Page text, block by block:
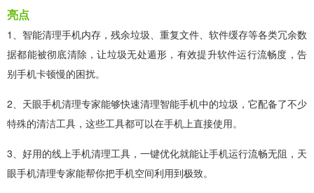
亮点
1、智能清理手机内存，残余垃圾、重复文件、软件缓存等各类冗余数
据都能被彻底清除，让垃圾无处遁形，有效提升软件运行流畅度，告
别手机卡顿慢的困扰。
2、天眼手机清理专家能够快速清理智能手机中的垃圾，它配备了不少
特殊的清洁工具，这些工具都可以在手机上直接使用。
3、好用的线上手机清理工具，一键优化就能让手机运行流畅无阻，天
眼手机清理专家能帮你把手机空间利用到极致。